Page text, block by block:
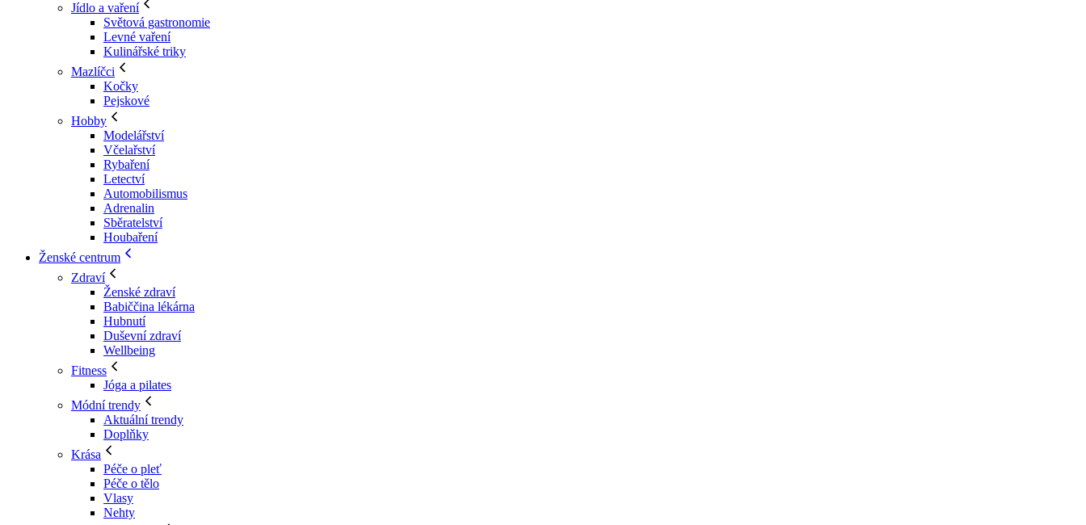
Jídlo a vaření
Světová gastronomie
Levné vaření
Kulinářské triky
Mazlíčci
Kočky
Pejskové
Hobby
Modelářství
Včelařství
Rybaření
Letectví
Automobilismus
Adrenalin
Sběratelství
Houbaření
Ženské centrum
Zdraví
Ženské zdraví
Babiččina lékárna
Hubnutí
Duševní zdraví
Wellbeing
Fitness
Jóga a pilates
Módní trendy
Aktuální trendy
Doplňky
Krása
Péče o pleť
Péče o tělo
Vlasy
Nehty